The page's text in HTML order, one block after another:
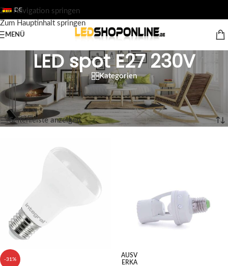
Zur Navigation springen
Zum Hauptinhalt springen
DE
MENÜ
LED spot E27 230V
Kategorien
Startseite / Shop/Ausgabe /LED-SPOTS/LED spot E27 230V
Alle 2 Ergebnisse werden angezeigt
Seitenleiste anzeigen
-31%
AUSV
ERKA